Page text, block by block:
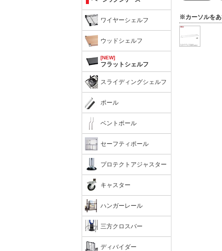
ワイヤーシェルフ
ウッドシェルフ
[NEW]
フラットシェルフ
スライディングシェルフ
ポール
ベントポール
セーフティポール
プロテクトアジャスター
キャスター
ハンガーレール
三方クロスバー
ディバイダー
※カーソルを